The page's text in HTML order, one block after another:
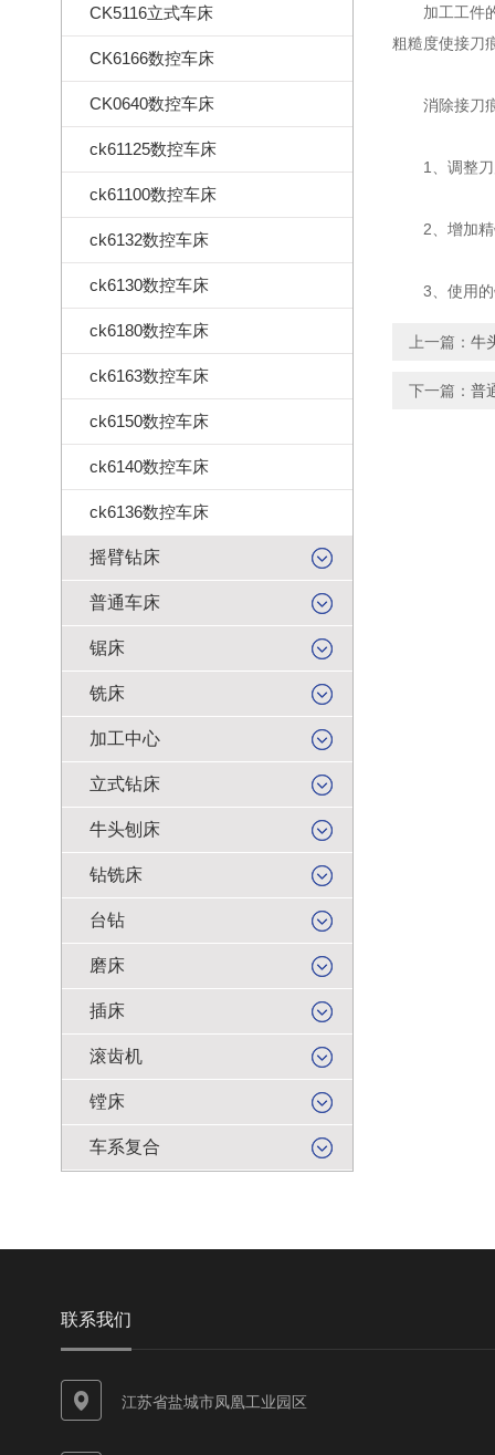
CK5116立式车床
CK6166数控车床
CK0640数控车床
ck61125数控车床
ck61100数控车床
ck6132数控车床
ck6130数控车床
ck6180数控车床
ck6163数控车床
ck6150数控车床
ck6140数控车床
ck6136数控车床
摇臂钻床
普通车床
锯床
铣床
加工中心
立式钻床
牛头刨床
钻铣床
台钻
磨床
插床
滚齿机
镗床
车系复合
加工工件的
粗糙度使接刀
消除接刀痕
1、调整刀
2、增加精
3、使用的
上一篇： 牛
下一篇： 普
联系我们
江苏省盐城市凤凰工业园区